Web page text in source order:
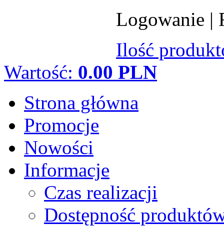
Logowanie |
Ilość
Wartość: 0.00 PLN
Strona główna
Promocje
Nowości
Informacje
Czas realizacji
Dostępność